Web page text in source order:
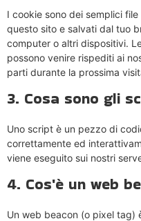
I cookie sono dei semplici
questo sito e salvati dal tuo
computer o altri dispositivi.
possono venire rispediti ai
parti durante la prossima
3. Cosa sono gli
Uno script è un pezzo di
correttamente ed
viene eseguito sui nostri
4. Cos'è un web
Un web beacon (o pixel tag)